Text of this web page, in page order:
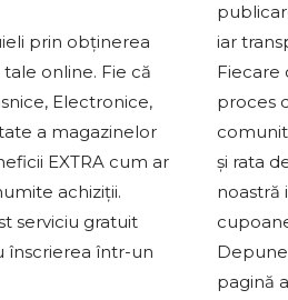
prin obținerea
online. Fie că
Electronice,
a magazinelor
EXTRA cum ar
achiziții.
serviciu gratuit
înscrierea într-un
iar
Fiecare
proces
și rata
noastră
pagină